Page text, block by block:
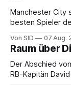
Manchester City
besten Spieler
Von SID 07 Aug.
Raum über
Der Abschied
RB-Kapitän